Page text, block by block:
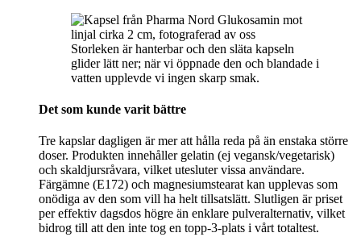
Storleken är hanterbar och den släta kapseln
glider lätt ner; när vi öppnade den och blandade i
vatten upplevde vi ingen skarp smak.
Det som kunde varit bättre
Tre kapslar dagligen är mer att hålla reda på än enstaka större
doser. Produkten innehåller gelatin (ej vegansk/vegetarisk)
och skaldjursråvara, vilket utesluter vissa användare.
Färgämne (E172) och magnesiumstearat kan upplevas som
onödiga av den som vill ha helt tillsatslätt. Slutligen är priset
per effektiv dagsdos högre än enklare pulveralternativ, vilket
bidrog till att den inte tog en topp-3-plats i vårt totaltest.